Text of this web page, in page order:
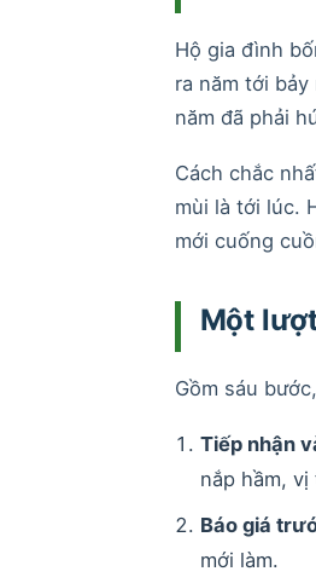
Hộ gia đình
ra năm tới
năm đã phải
Cách chắc
mùi là tới lúc.
mới cuống
Một
Gồm sáu
Tiếp nhận
nắp hầm,
Báo giá
mới làm.